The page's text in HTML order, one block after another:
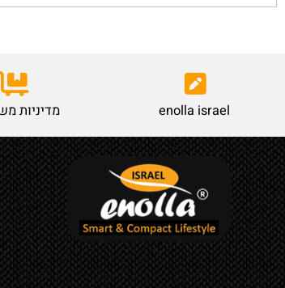
enolla israel מדיניות משלוחים